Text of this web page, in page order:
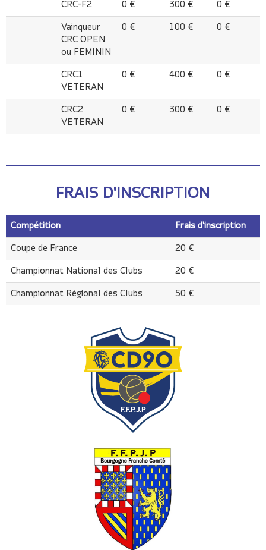
CRC-F2 0 € 300 € 0 €
Vainqueur
CRC OPEN
ou FEMININ
0 € 100 € 0 €
CRC1
VETERAN
0 € 400 € 0 €
CRC2
VETERAN
0 € 300 € 0 €
FRAIS D'INSCRIPTION
Compétition
Frais d'inscription
Compétition
Frais d'inscription
Coupe de France 20 €
Championnat National des Clubs 20 €
Championnat Régional des Clubs 50 €